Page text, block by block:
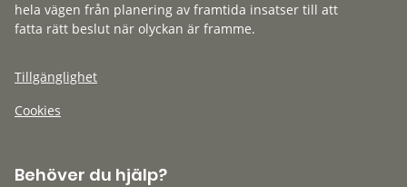
hela vägen från planering av framtida insatser till att
fatta rätt beslut när olyckan är framme.
Tillgänglighet
Cookies
Behöver du hjälp?